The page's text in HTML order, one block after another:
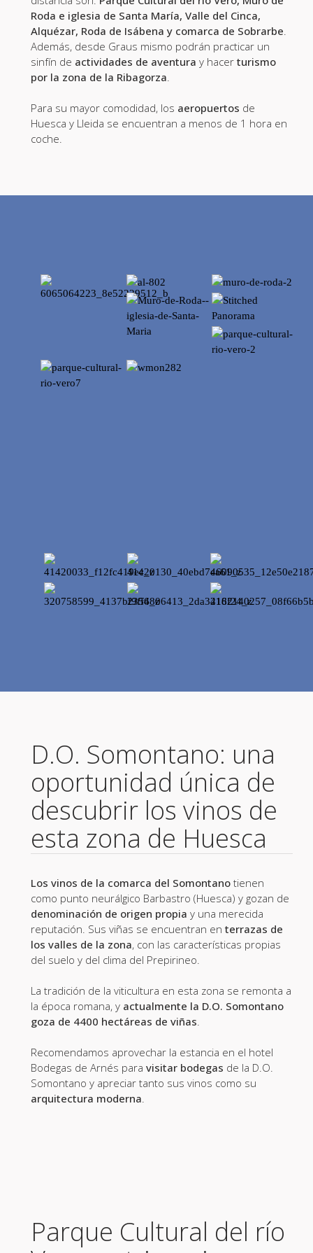
Roda e iglesia de Santa María, Valle del Cinca,
Alquézar, Roda de Isábena y comarca de Sobrarbe.
Además, desde Graus mismo podrán practicar un
sinfín de actividades de aventura y hacer turismo
por la zona de la Ribagorza.
Para su mayor comodidad, los aeropuertos de
Huesca y Lleida se encuentran a menos de 1 hora en
coche.
D.O. Somontano: una
oportunidad única de
descubrir los vinos de
esta zona de Huesca
Los vinos de la comarca del Somontanotienen
como punto neurálgico Barbastro (Huesca) y gozan de
denominación de origen propia y una merecida
reputación. Sus viñas se encuentran en terrazas de
los valles de la zona, con las características propias
del suelo y del clima del Prepirineo.
La tradición de la viticultura en esta zona se remonta a
la época romana, y actualmente la D.O. Somontano
goza de 4400 hectáreas de viñas.
Recomendamos aprovechar la estancia en el hotel
Bodegas de Arnés para visitar bodegas de la D.O.
Somontano y apreciar tanto sus vinos como su
arquitectura moderna.
Parque Cultural del río